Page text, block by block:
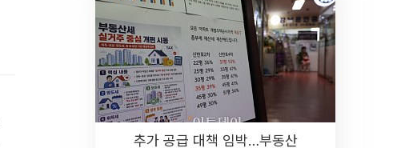
추가 공급 대책 임박…부동산